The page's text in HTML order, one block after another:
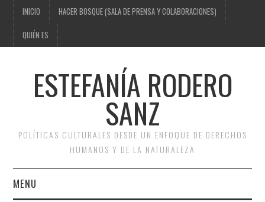
INICIO HACER BOSQUE (SALA DE PRENSA Y COLABORACIONES)
QUIÉN ES
ESTEFANÍA RODERO
SANZ
POLÍTICAS CULTURALES DESDE UN ENFOQUE DE DERECHOS
HUMANOS Y DE LA NATURALEZA
MENU